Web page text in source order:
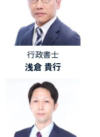
行政書士
浅倉 貴行